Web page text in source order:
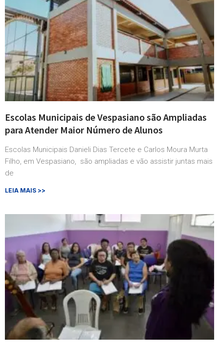
Escolas Municipais de Vespasiano são Ampliadas
para Atender Maior Número de Alunos
Escolas Municipais Danieli Dias Tercete e Carlos Moura Murta
Filho, em Vespasiano, são ampliadas e vão assistir juntas mais
de
LEIA MAIS >>